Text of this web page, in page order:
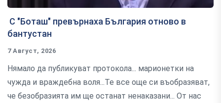
С "Боташ" превърнаха България отново в
бантустан
7 Август, 2026
Нямало да публикуват протокола... марионетки на
чужда и враждебна воля...Те все още си въобразяват,
че безобразията им ще останат ненаказани... От нас